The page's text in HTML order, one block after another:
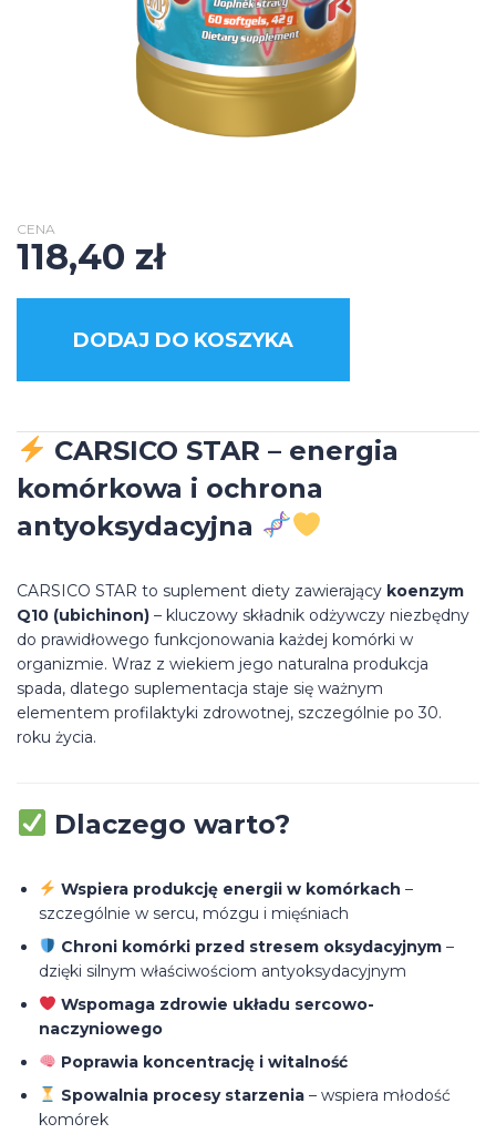
CENA
118,40 zł
DODAJ DO KOSZYKA
CARSICO STAR – energia
komórkowa i ochrona
antyoksydacyjna
CARSICO STAR to suplement diety zawierający koenzym
Q10 (ubichinon) – kluczowy składnik odżywczy niezbędny
do prawidłowego funkcjonowania każdej komórki w
organizmie. Wraz z wiekiem jego naturalna produkcja
spada, dlatego suplementacja staje się ważnym
elementem profilaktyki zdrowotnej, szczególnie po 30.
roku życia.
Dlaczego warto?
Wspiera produkcję energii w komórkach –
szczególnie w sercu, mózgu i mięśniach
Chroni komórki przed stresem oksydacyjnym–
dzięki silnym właściwościom antyoksydacyjnym
Wspomaga zdrowie układu sercowo-
naczyniowego
Poprawia koncentrację i witalność
Spowalnia procesy starzenia– wspiera młodość
komórek